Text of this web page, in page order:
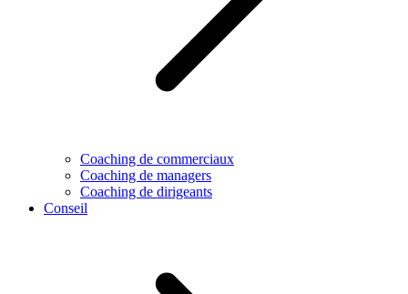
Coaching de commerciaux
Coaching de managers
Coaching de dirigeants
Conseil